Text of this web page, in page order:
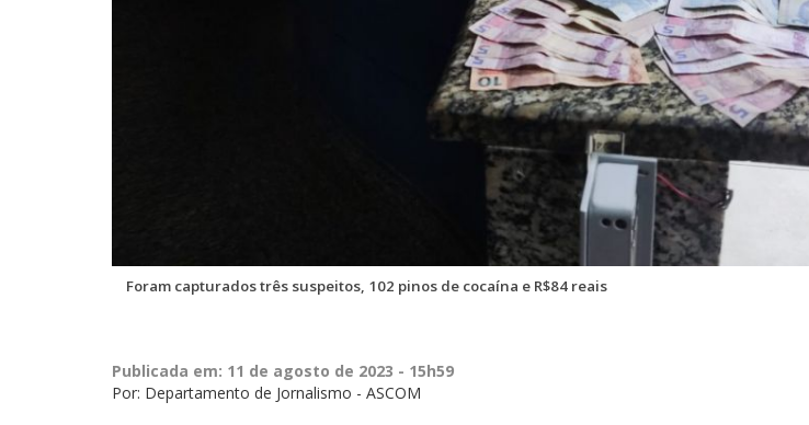
Foram capturados três suspeitos, 102 pinos de cocaína e R$84 reais
Publicada em: 11 de agosto de 2023 - 15h59
Por: Departamento de Jornalismo - ASCOM